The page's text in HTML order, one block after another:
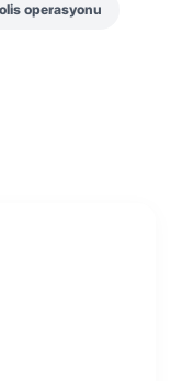
operasyonu